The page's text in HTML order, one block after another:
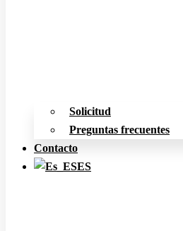
Solicitud
Preguntas frecuentes
Contacto
ES